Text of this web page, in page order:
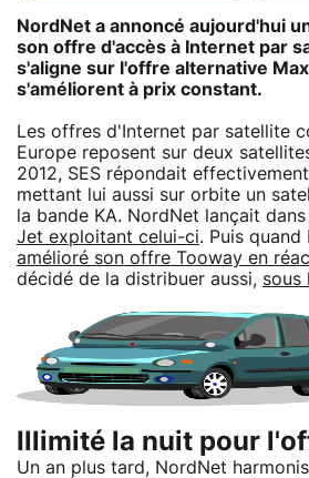
NordNet a annoncé aujourd'hui
son offre d'accès à Internet par
s'aligne sur l'offre alternative
s'améliorent à prix constant.
Les offres d'Internet par satellite
Europe reposent sur deux
2012, SES répondait
mettant lui aussi sur orbite un
la bande KA. NordNet lançait
Jet exploitant celui-ci. Puis quand
amélioré son offre Tooway en
décidé de la distribuer aussi, sous
Illimité la nuit pour
Un an plus tard, NordNet